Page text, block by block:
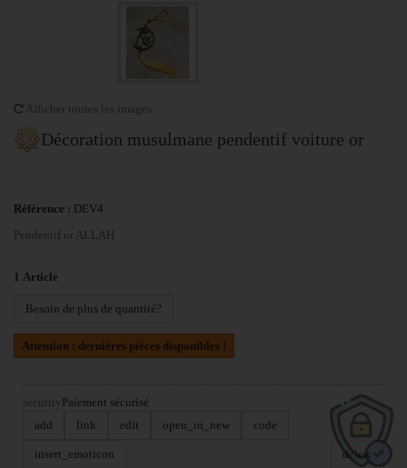
Afficher toutes les images
Décoration musulmane pendentif voiture or
Référence : DEV4
Pendentif or ALLAH
1 Article
Besoin de plus de quantité?
Attention : dernières pièces disponibles !
security Paiement sécurisé
add
link edit open_in_new code
insert_emoticon
delete